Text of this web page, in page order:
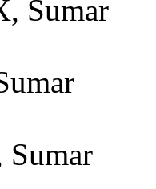
Sumar
Sumar